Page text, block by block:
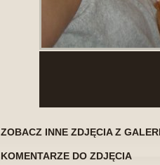
ZOBACZ INNE ZDJĘCIA Z
KOMENTARZE DO ZDJĘCIA